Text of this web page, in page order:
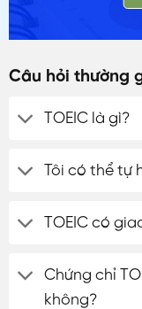
Câu hỏi thường
TOEIC là gì?
Tôi có thể tự
TOEIC có
Chứng chỉ
không?